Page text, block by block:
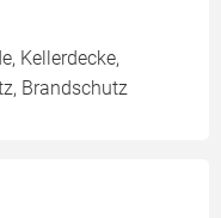
Kellerdecke,
Brandschutz